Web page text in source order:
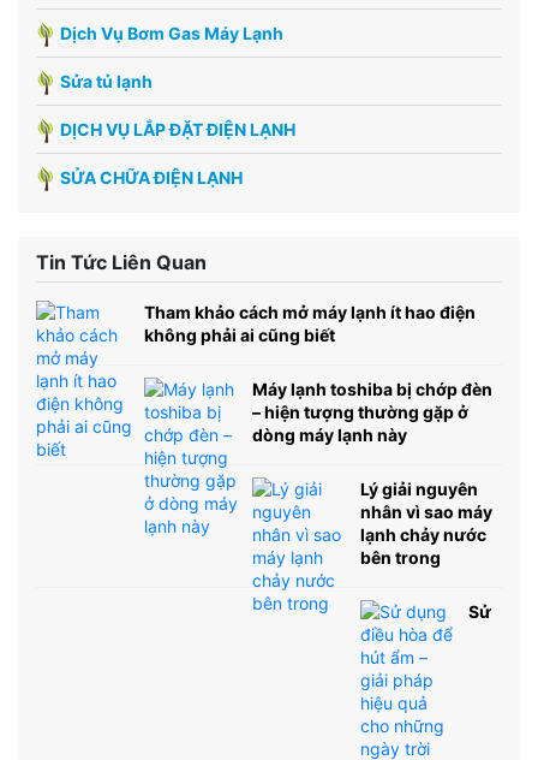
Dịch Vụ Bơm Gas Máy Lạnh
Sửa tủ lạnh
DỊCH VỤ LẮP ĐẶT ĐIỆN LẠNH
SỬA CHỮA ĐIỆN LẠNH
Tin Tức Liên Quan
Tham khảo cách mở máy lạnh ít hao điện
không phải ai cũng biết
Máy lạnh toshiba bị chớp đèn
– hiện tượng thường gặp ở
dòng máy lạnh này
Lý giải nguyên
nhân vì sao máy
lạnh chảy nước
bên trong
Sử